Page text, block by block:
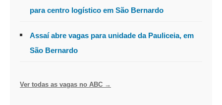
para centro logístico em São Bernardo
Assaí abre vagas para unidade da Pauliceia, em
São Bernardo
Ver todas as vagas no ABC →